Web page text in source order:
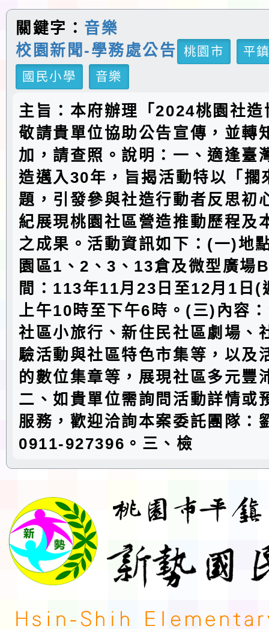
關鍵字： 音樂
校園新聞-學務處公告
桃園市
平
國民小學
音樂
主旨：本府辦理「2024桃園社造
敬請貴單位協助公告宣傳，並轉
加，請查照。說明：一、適逢臺
造邁入30年，旨揭活動特以「擱
題，引發參與社造行動者反思初
紀展現桃園社區營造推動歷程及
之成果。活動資訊如下：(一)地
園區1、2、3、13倉及微型廣場
間：113年11月23日至12月1日(
上午10時至下午6時。(三)內容
社區小旅行、新住民社區劇場、
驗活動與社區特色市集等，以及
的數位集章等，展現社區多元豐
二、如貴單位需詢問活動詳情或
服務，歡迎洽詢本案委託團隊：
0911-927396。三、檢